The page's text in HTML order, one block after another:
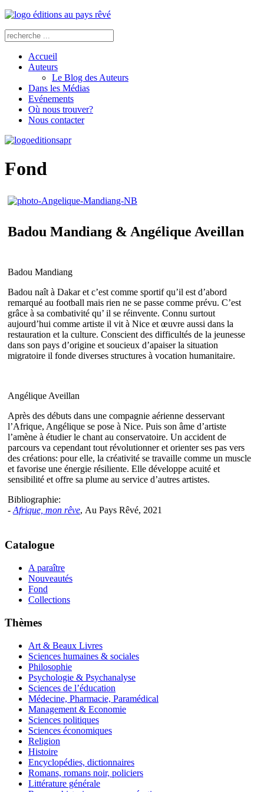
Accueil
Auteurs
Le Blog des Auteurs
Dans les Médias
Evénements
Où nous trouver?
Nous contacter
Fond
Badou Mandiang & Angélique Aveillan
Badou Mandiang
Badou naît à Dakar et c’est comme sportif qu’il est d’abord
remarqué au football mais rien ne se passe comme prévu. C’est
grâce à sa combativité qu’ il se réinvente. Connu surtout
aujourd’hui comme artiste il vit à Nice et œuvre aussi dans la
restauration et la culture. Conscient des difficultés de la jeunesse
dans son pays d’origine et soucieux d’apaiser la situation
migratoire il fonde diverses structures à vocation humanitaire.
Angélique Aveillan
Après des débuts dans une compagnie aérienne desservant
l’Afrique, Angélique se pose à Nice. Puis son âme d’artiste
l’amène à étudier le chant au conservatoire. Un accident de
parcours va cependant tout révolutionner et orienter ses pas vers
des créations: pour elle, la créativité se travaille comme un muscle
et favorise une énergie résiliente. Elle développe acuité et
sensibilité et offre sa plume au service d’autres artistes.
Bibliographie:
- Afrique, mon rêve, Au Pays Rêvé, 2021
Catalogue
A paraître
Nouveautés
Fond
Collections
Thèmes
Art & Beaux Livres
Sciences humaines & sociales
Philosophie
Psychologie & Psychanalyse
Sciences de l’éducation
Médecine, Pharmacie, Paramédical
Management & Economie
Sciences politiques
Sciences économiques
Religion
Histoire
Encyclopédies, dictionnaires
Romans, romans noir, policiers
Littérature générale